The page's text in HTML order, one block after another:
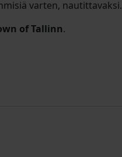
varten, nautittavaksi.
of Tallinn.